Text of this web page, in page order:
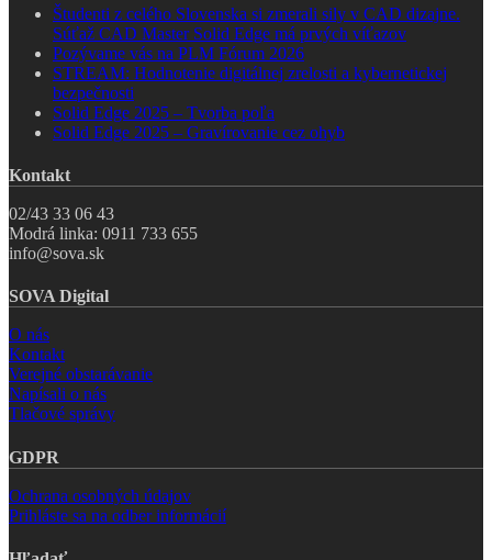
Študenti z celého Slovenska si zmerali sily v CAD dizajne.
Súťaž CAD Master Solid Edge má prvých víťazov
Pozývame vás na PLM Fórum 2026
STREAM: Hodnotenie digitálnej zrelosti a kybernetickej
bezpečnosti
Solid Edge 2025 – Tvorba poľa
Solid Edge 2025 – Gravírovanie cez ohyb
Kontakt
02/43 33 06 43
Modrá linka: 0911 733 655
info@sova.sk
SOVA Digital
O nás
Kontakt
Verejné obstarávanie
Napísali o nás
Tlačové správy
GDPR
Ochrana osobných údajov
Prihláste sa na odber informácií